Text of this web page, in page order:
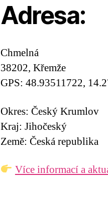
Adresa:
Chmelná
38202, Křemže
GPS: 48.93511722,
Okres: Český Krumlov
Kraj: Jihočeský
Země: Česká republika
Více informací a